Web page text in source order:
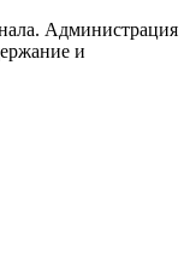
Администрация
и